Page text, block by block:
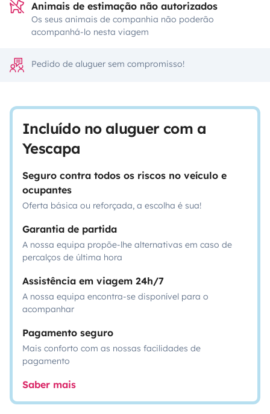
Animais de estimação não autorizados
Os seus animais de companhia não poderão
acompanhá-lo nesta viagem
Pedido de aluguer sem compromisso!
Incluído no aluguer com a
Yescapa
Seguro contra todos os riscos no veículo e
ocupantes
Oferta básica ou reforçada, a escolha é sua!
Garantia de partida
A nossa equipa propõe-lhe alternativas em caso de
percalços de última hora
Assistência em viagem 24h/7
A nossa equipa encontra-se disponível para o
acompanhar
Pagamento seguro
Mais conforto com as nossas facilidades de
pagamento
Saber mais